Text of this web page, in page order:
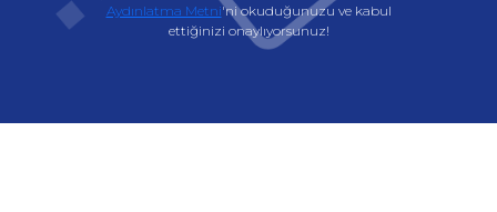
Aydınlatma Metni'ni okuduğunuzu ve kabul
ettiğinizi onaylıyorsunuz!